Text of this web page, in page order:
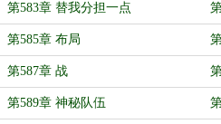
第583章 替我分担一点
第585章 布局
第587章 战
第589章 神秘队伍